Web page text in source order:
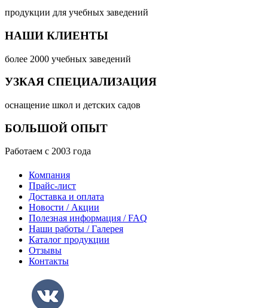
продукции для учебных заведений
НАШИ КЛИЕНТЫ
более 2000 учебных заведений
УЗКАЯ СПЕЦИАЛИЗАЦИЯ
оснащение школ и детских садов
БОЛЬШОЙ ОПЫТ
Работаем с 2003 года
Компания
Прайс-лист
Доставка и оплата
Новости / Акции
Полезная информация / FAQ
Наши работы / Галерея
Каталог продукции
Отзывы
Контакты